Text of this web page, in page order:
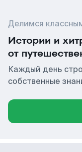
Делимся
Истории и
от
Каждый день
собственные